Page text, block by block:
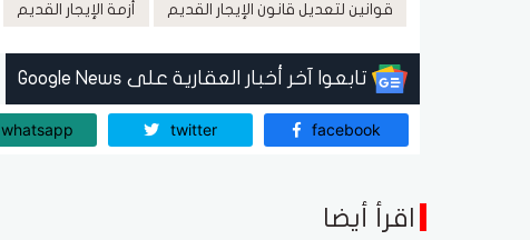
قوانين لتعديل قانون الإيجار القديم أزمة الإيجار القديم
تابعوا آخر أخبار العقارية على Google News
facebook
twitter
whatsapp
اقرأ أيضا